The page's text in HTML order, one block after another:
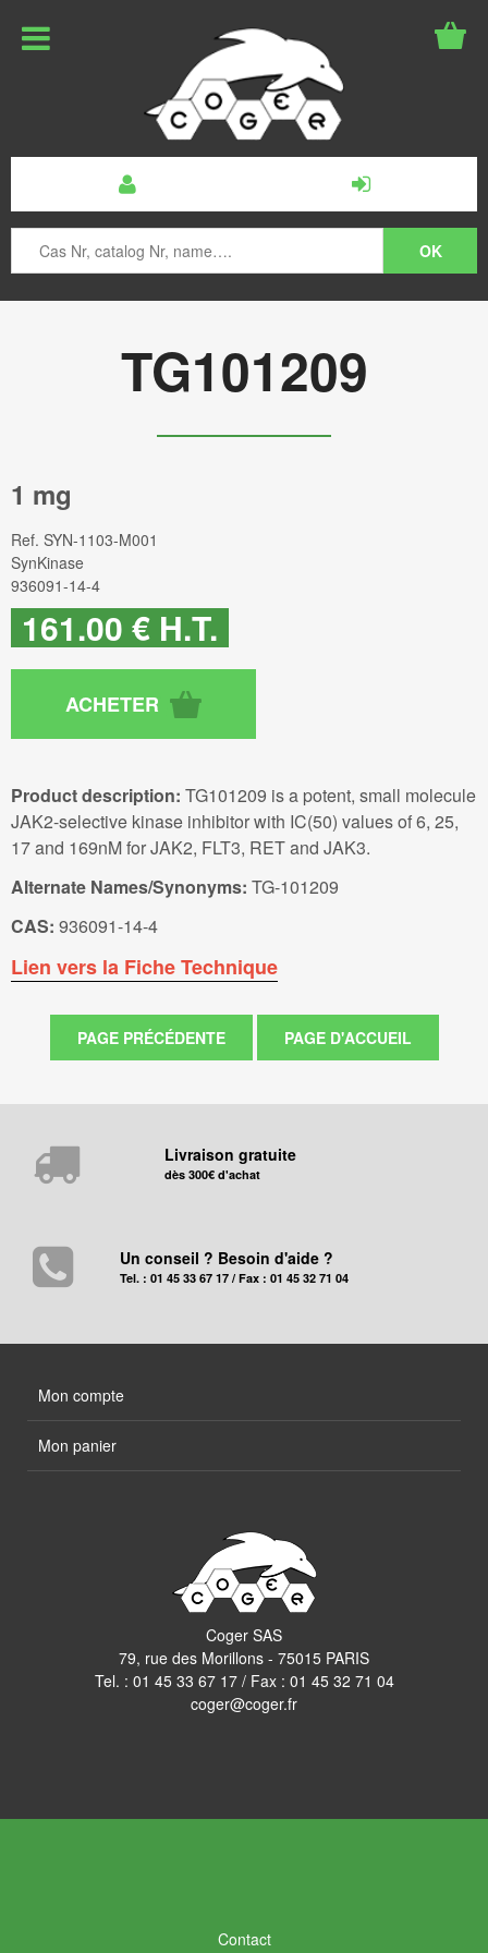
TG101209
1 mg
Ref. SYN-1103-M001
SynKinase
936091-14-4
161.00 € H.T.
Product description: TG101209 is a potent, small molecule
JAK2-selective kinase inhibitor with IC(50) values of 6, 25,
17 and 169nM for JAK2, FLT3, RET and JAK3.
Alternate Names/Synonyms: TG-101209
CAS: 936091-14-4
Lien vers la Fiche Technique
Livraison gratuite
dès 300€ d'achat
Un conseil ? Besoin d'aide ?
Tel. : 01 45 33 67 17 / Fax : 01 45 32 71 04
Mon compte
Mon panier
Coger SAS
79, rue des Morillons - 75015 PARIS
Tel. : 01 45 33 67 17/ Fax : 01 45 32 71 04
coger@coger.fr
Contact